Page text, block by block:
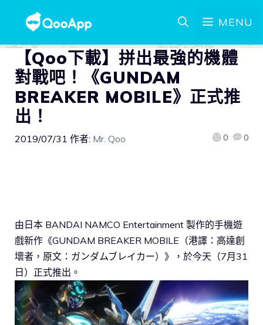
MENU
【Qoo下載】拼出最強的機體
對戰吧！《GUNDAM
BREAKER MOBILE》正式推
出！
2019/07/31 作者: Mr. Qoo 0 0
由日本 BANDAI NAMCO Entertainment 製作的手機遊
戲新作《GUNDAM BREAKER MOBILE（港譯：高達創
壞者，原文：ガンダムブレイカー）》，於今天（7月31
日）正式推出。